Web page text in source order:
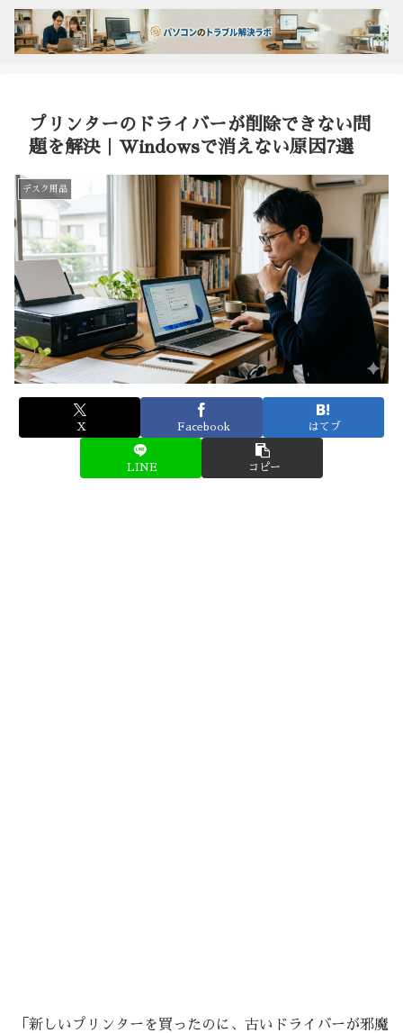
プリンターのドライバーが削除できない問
題を解決｜Windowsで消えない原因7選
デスク用品
X Facebook はてブ
LINE コピー
「新しいプリンターを買ったのに、古いドライバーが邪魔